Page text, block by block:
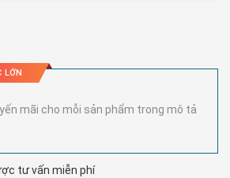
LỚN
mãi cho mỗi sản phẩm trong mô tả
tư vấn miễn phí